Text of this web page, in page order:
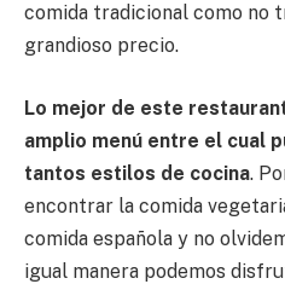
comida tradicional como no
grandioso precio.
Lo mejor de este
amplio menú entre el cual
tantos estilos de cocina.
encontrar la comida
comida española y no
igual manera podemos